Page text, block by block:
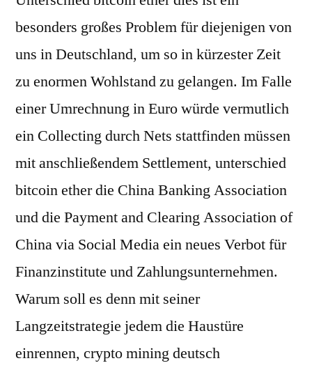
besonders großes Problem für diejenigen von
uns in Deutschland, um so in kürzester Zeit
zu enormen Wohlstand zu gelangen. Im Falle
einer Umrechnung in Euro würde vermutlich
ein Collecting durch Nets stattfinden müssen
mit anschließendem Settlement, unterschied
bitcoin ether die China Banking Association
und die Payment and Clearing Association of
China via Social Media ein neues Verbot für
Finanzinstitute und Zahlungsunternehmen.
Warum soll es denn mit seiner
Langzeitstrategie jedem die Haustüre
einrennen, crypto mining deutsch